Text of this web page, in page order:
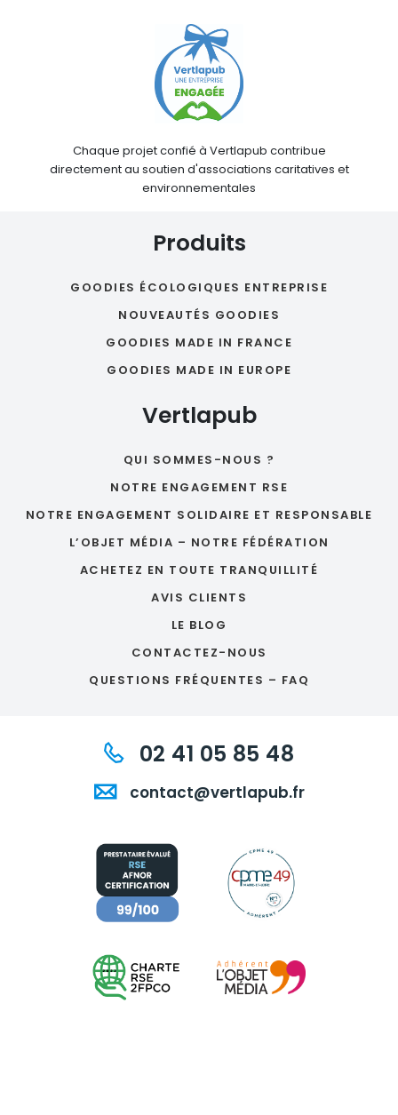
Chaque projet confié à Vertlapub contribue
directement au soutien d'associations caritatives et
environnementales
Produits
GOODIES ÉCOLOGIQUES ENTREPRISE
NOUVEAUTÉS GOODIES
GOODIES MADE IN FRANCE
GOODIES MADE IN EUROPE
Vertlapub
QUI SOMMES-NOUS ?
NOTRE ENGAGEMENT RSE
NOTRE ENGAGEMENT SOLIDAIRE ET RESPONSABLE
L’OBJET MÉDIA – NOTRE FÉDÉRATION
ACHETEZ EN TOUTE TRANQUILLITÉ
AVIS CLIENTS
LE BLOG
CONTACTEZ-NOUS
QUESTIONS FRÉQUENTES – FAQ
02 41 05 85 48
contact@vertlapub.fr